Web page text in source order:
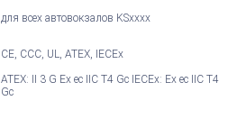
для всех автовокзалов KSxxxx
CE, CCC, UL, ATEX, IECEx
ATEX: II 3 G Ex ec IIC T4 Gc IECEx: Ex ec IIC T4
Gc